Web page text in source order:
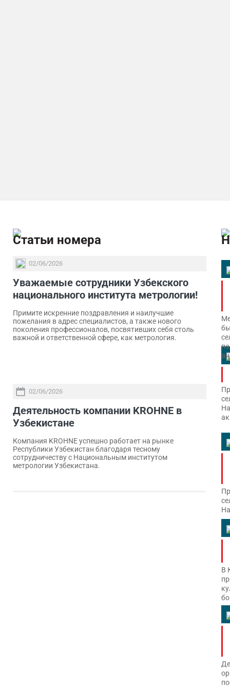
Статьи номера
02/06/2026
Уважаемые сотрудники Узбекского
национального института метрологии!
Примите искренние поздравления и наилучшие
пожелания в адрес специалистов, а также нового
поколения профессионалов, посвятивших себя столь
важной и ответственной сфере, как метрология.
02/06/2026
Деятельность компании KROHNE в
Узбекистане
Компания KROHNE успешно работает на рынке
Республики Узбекистан благодаря тесному
сотрудничеству с Национальным институтом
метрологии Узбекистана.
В